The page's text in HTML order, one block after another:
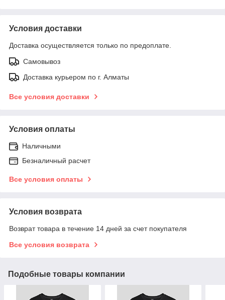
Условия доставки
Доставка осуществляется только по предоплате.
Самовывоз
Доставка курьером по г. Алматы
Все условия доставки
Условия оплаты
Наличными
Безналичный расчет
Все условия оплаты
Условия возврата
Возврат товара в течение 14 дней за счет покупателя
Все условия возврата
Подобные товары компании